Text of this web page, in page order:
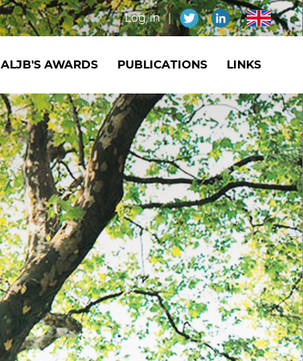
Menu
du
de
l'utilisateur
Log in en
ALJB'S AWARDS PUBLICATIONS LINKS